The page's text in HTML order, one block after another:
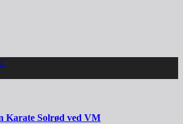
Karate Solrød ved VM